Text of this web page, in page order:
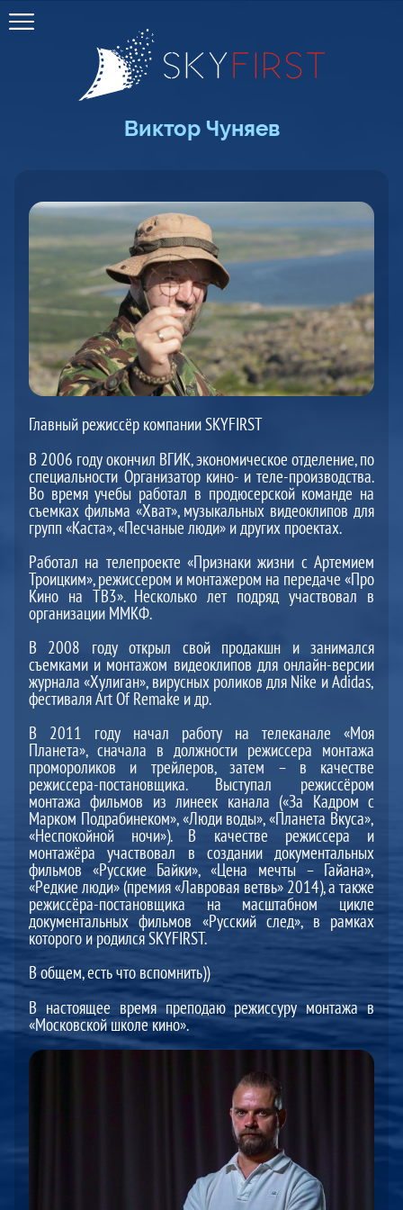
Виктор Чуняев
Главный режиссёр компании SKYFIRST
В 2006 году окончил ВГИК, экономическое отделение, по
специальности Организатор кино- и теле-производства.
Во время учебы работал в продюсерской команде на
съемках фильма «Хват», музыкальных видеоклипов для
групп «Каста», «Песчаные люди» и других проектах.
Работал на телепроекте «Признаки жизни с Артемием
Троицким», режиссером и монтажером на передаче «Про
Кино на ТВ3». Несколько лет подряд участвовал в
организации ММКФ.
В 2008 году открыл свой продакшн и занимался
съемками и монтажом видеоклипов для онлайн-версии
журнала «Хулиган», вирусных роликов для Nike и Adidas,
фестиваля Art Of Remake и др.
В 2011 году начал работу на телеканале «Моя
Планета», сначала в должности режиссера монтажа
промороликов и трейлеров, затем – в качестве
режиссера-постановщика. Выступал режиссёром
монтажа фильмов из линеек канала («За Кадром с
Марком Подрабинеком», «Люди воды», «Планета Вкуса»,
«Неспокойной ночи»). В качестве режиссера и
монтажёра участвовал в создании документальных
фильмов «Русские Байки», «Цена мечты – Гайана»,
«Редкие люди» (премия «Лавровая ветвь» 2014), а также
режиссёра-постановщика на масштабном цикле
документальных фильмов «Русский след», в рамках
которого и родился SKYFIRST.
В общем, есть что вспомнить))
В настоящее время преподаю режиссуру монтажа в
«Московской школе кино».